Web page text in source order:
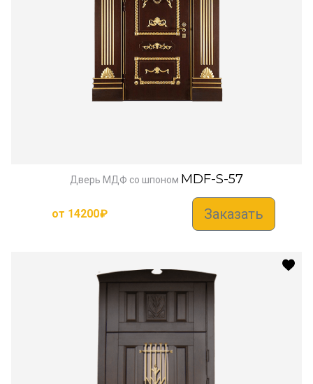
Дверь МДФ со шпоном MDF-S-57
от 14200₽ Заказать